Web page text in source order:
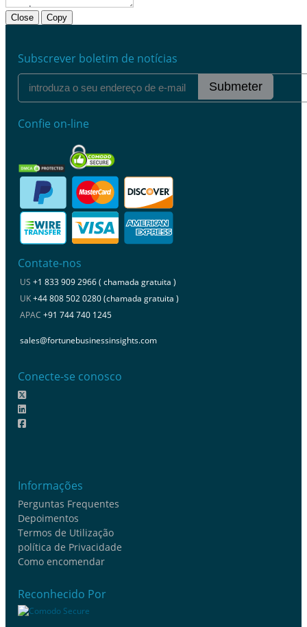
Close Copy
Subscrever boletim de notícias
Submeter
Confie on-line
Contate-nos
US +1 833 909 2966 ( chamada gratuita )
UK+44 808 502 0280 (chamada gratuita )
APAC +91 744 740 1245
sales@fortunebusinessinsights.com
Conecte-se conosco
Informações
Perguntas Frequentes
Depoimentos
Termos de Utilização
política de Privacidade
Como encomendar
Reconhecido Por